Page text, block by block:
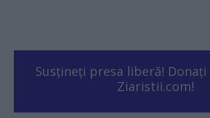
Susțineți presa liberă!
Ziaristii.com!